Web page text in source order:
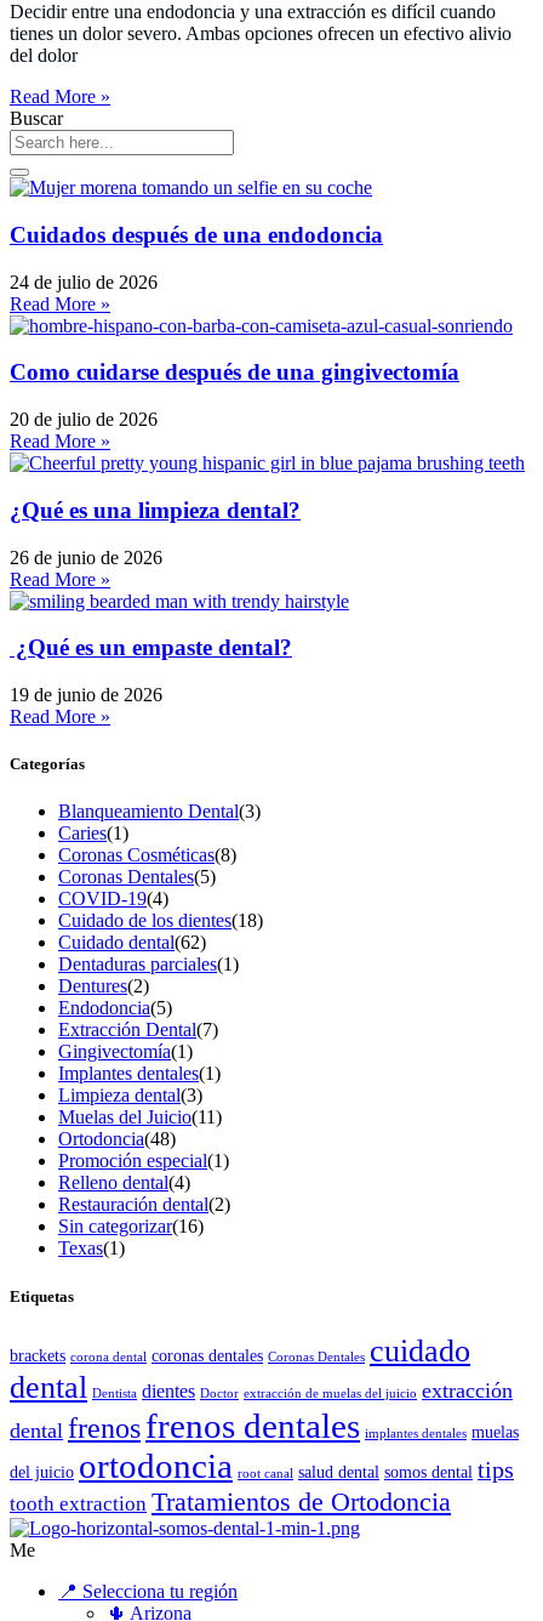
Decidir entre una endodoncia y una extracción es difícil cuando
tienes un dolor severo. Ambas opciones ofrecen un efectivo alivio
del dolor
Read More »
Buscar
Cuidados después de una endodoncia
24 de julio de 2026
Read More »
Como cuidarse después de una gingivectomía
20 de julio de 2026
Read More »
¿Qué es una limpieza dental?
26 de junio de 2026
Read More »
¿Qué es un empaste dental?
19 de junio de 2026
Read More »
Categorías
Blanqueamiento Dental(3)
Caries(1)
Coronas Cosméticas(8)
Coronas Dentales(5)
COVID-19(4)
Cuidado de los dientes(18)
Cuidado dental(62)
Dentaduras parciales(1)
Dentures(2)
Endodoncia(5)
Extracción Dental(7)
Gingivectomía(1)
Implantes dentales(1)
Limpieza dental(3)
Muelas del Juicio(11)
Ortodoncia(48)
Promoción especial(1)
Relleno dental(4)
Restauración dental(2)
Sin categorizar(16)
Texas(1)
Etiquetas
brackets corona dental coronas dentales Coronas Dentales cuidado
dental Dentista dientes Doctor extracción de muelas del juicio extracción
dental frenosfrenos dentales implantes dentales muelas
del juicio ortodoncia root canal salud dental somos dental tips
tooth extraction Tratamientos de Ortodoncia
Me
📍 Selecciona tu región
🌵 Arizona